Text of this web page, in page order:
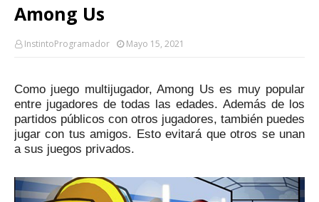
Among Us
InstintoProgramador Mayo 15, 2021
Como juego multijugador, Among Us es muy popular
entre jugadores de todas las edades. Además de los
partidos públicos con otros jugadores, también puedes
jugar con tus amigos. Esto evitará que otros se unan
a sus juegos privados.